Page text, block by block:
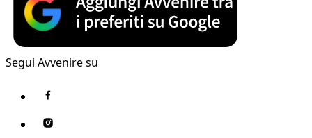
Segui Avvenire su